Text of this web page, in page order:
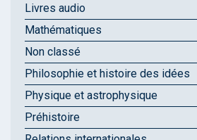
Livres audio
Mathématiques
Non classé
Philosophie et histoire des idées
Physique et astrophysique
Préhistoire